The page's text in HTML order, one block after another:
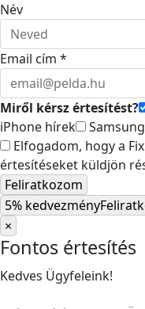
Név
Email cím *
Miről kérsz értesítést?
iPhone hírek
Elfogadom, hogy a
értesítéseket küldjön
Feliratkozom
5% kedvezmény
×
Fontos értesítés
Kedves Ügyfeleink!